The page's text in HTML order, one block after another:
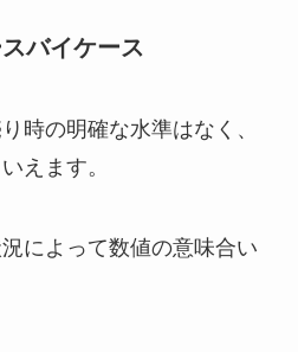
バイケース
時の明確な水準はなく、
えます。
によって数値の意味合い